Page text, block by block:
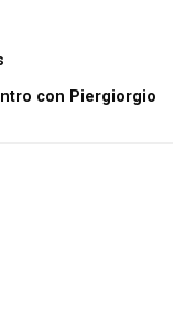
con Piergiorgio